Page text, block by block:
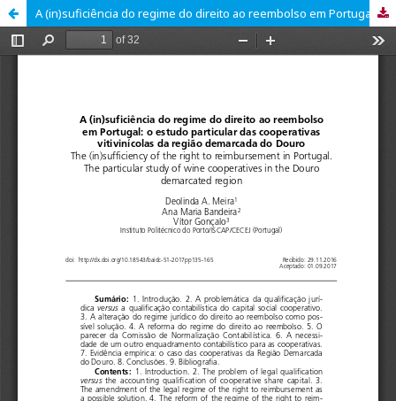
A (in)suficiência do regime do direito ao reembolso em Portugal: o estudo particular das cooperativas vitivinícolas da região demarcada do Douro